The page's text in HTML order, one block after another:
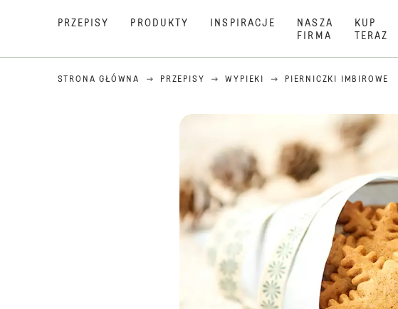
PRZEPISY PRODUKTY INSPIRACJE
NASZA
FIRMA
KUP
TERAZ
STRONA GŁÓWNA PRZEPISY WYPIEKI PIERNICZKI IMBIROWE